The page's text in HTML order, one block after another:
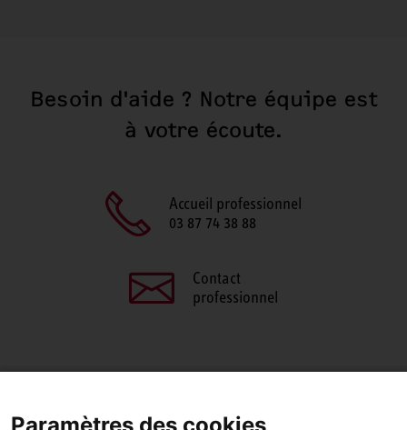
Besoin d'aide ? Notre équipe est
à votre écoute.
Accueil professionnel
03 87 74 38 88
Contact
professionnel